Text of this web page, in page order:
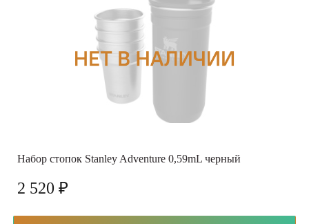
Набор стопок Stanley Adventure 0,59mL черный
2 520 ₽